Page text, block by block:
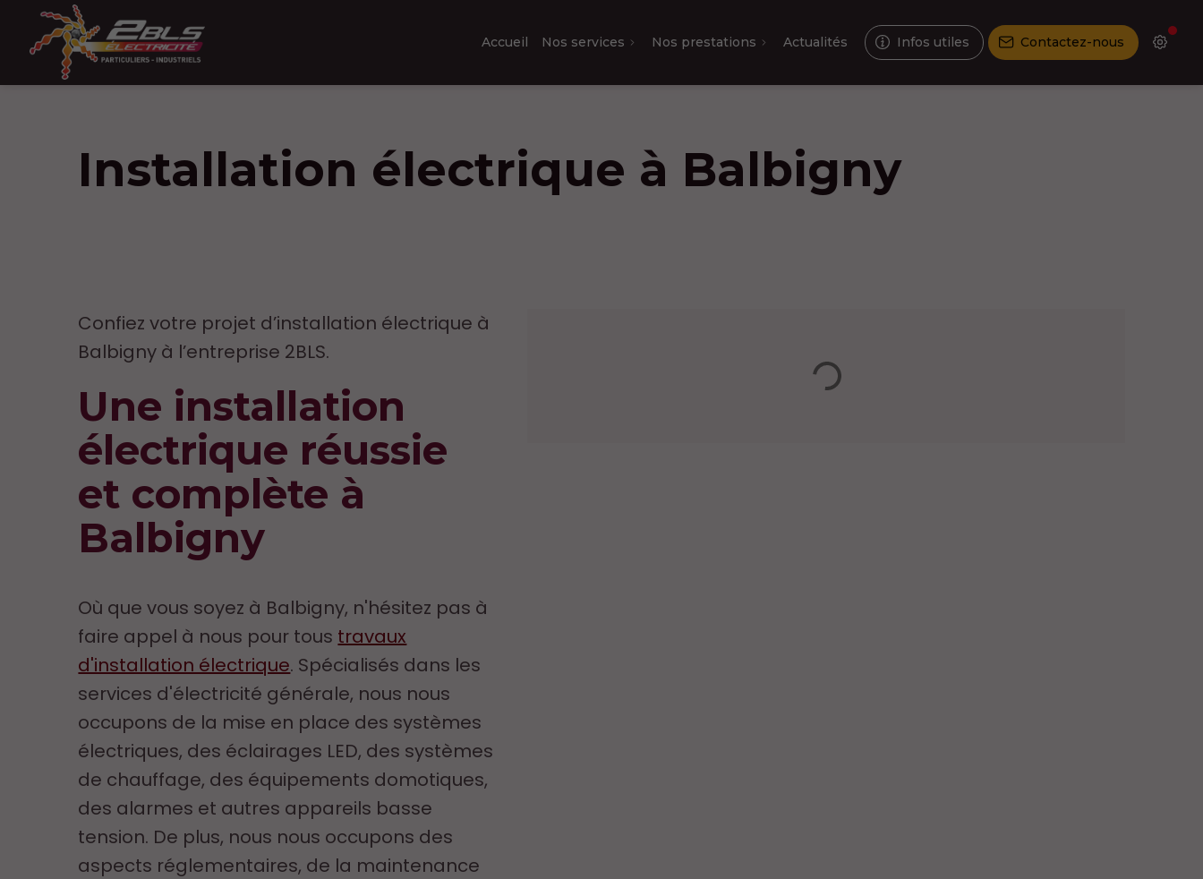
Accueil Nos services Nos prestations Actualités Infos utiles Contactez-nous
Installation électrique à Balbigny
Confiez votre projet d’installation électrique à
Balbigny à l’entreprise 2BLS.
Une installation
électrique réussie
et complète à
Balbigny
Où que vous soyez à Balbigny, n'hésitez pas à
faire appel à nous pour tous travaux
d'installation électrique. Spécialisés dans les
services d'électricité générale, nous nous
occupons de la mise en place des systèmes
électriques, des éclairages LED, des systèmes
de chauffage, des équipements domotiques,
des alarmes et autres appareils basse
tension. De plus, nous nous occupons des
aspects réglementaires, de la maintenance